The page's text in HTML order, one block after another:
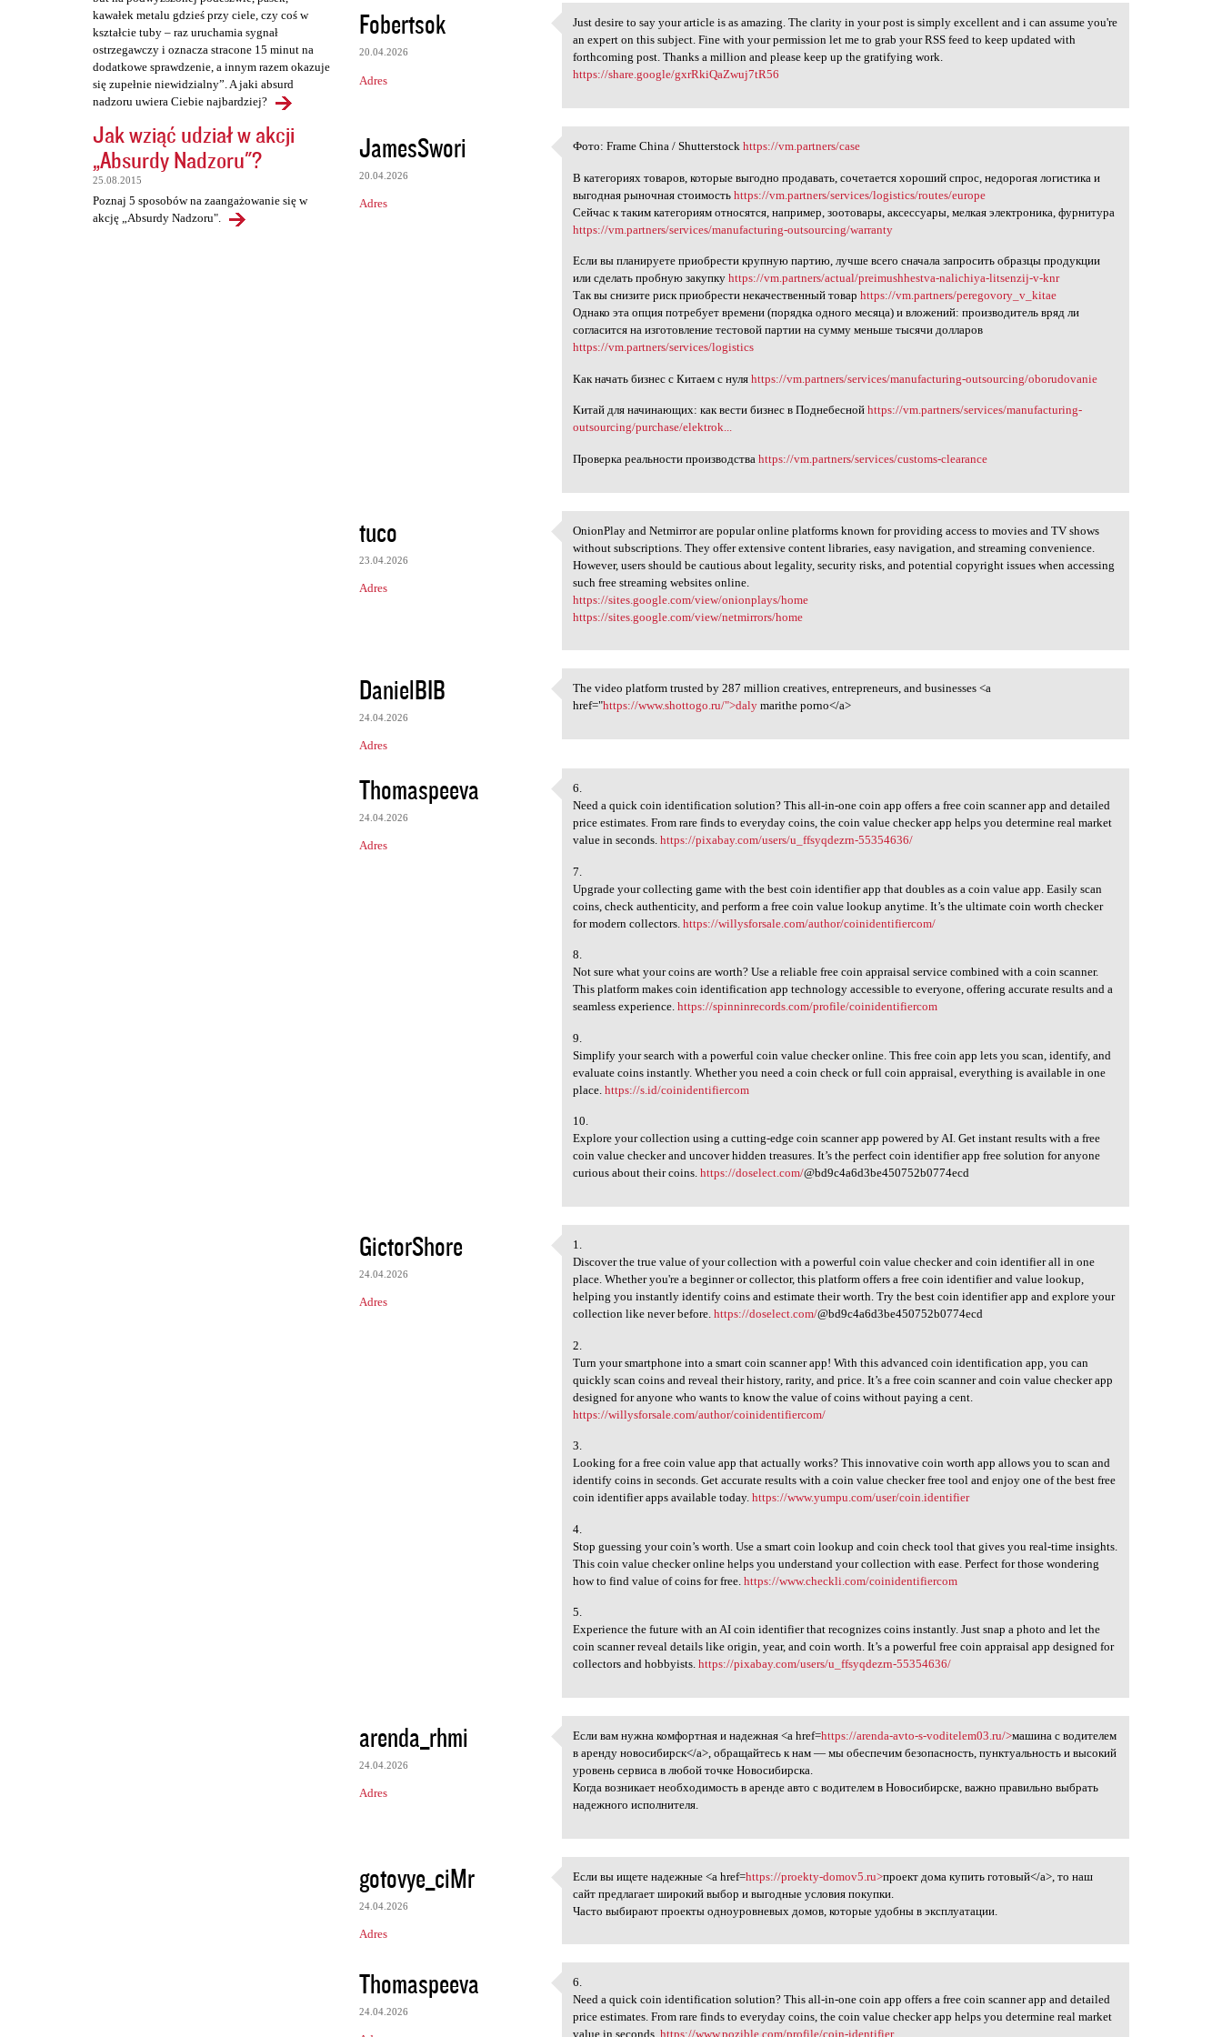
kawałek metalu gdzieś przy ciele, czy coś w
kształcie tuby – raz uruchamia sygnał
ostrzegawczy i oznacza stracone 15 minut na
dodatkowe sprawdzenie, a innym razem okazuje
się zupełnie niewidzialny”. A jaki absurd
nadzoru uwiera Ciebie najbardziej?
Jak wziąć udział w akcji
„Absurdy Nadzoru"?
25.08.2015
Poznaj 5 sposobów na zaangażowanie się w
akcję „Absurdy Nadzoru".
Fobertsok
20.04.2026
Adres
Just desire to say your
Just desire to say your article is as amazing. The clarity in your post is simply excellent and i can assume you're
an expert on this subject. Fine with your permission let me to grab your RSS feed to keep updated with
forthcoming post. Thanks a million and please keep up the gratifying work.
https://share.google/gxrRkiQaZwuj7tR56
JamesSwori
20.04.2026
Adres
Фото: Frame China / Shutterstockhttps://vm.partners/case
В категориях товаров, которые выгодно продавать, сочетается хороший спрос, недорогая логистика и
выгодная рыночная стоимостьhttps://vm.partners/services/logistics/routes/europe
Сейчас к таким категориям относятся, например, зоотовары, аксессуары, мелкая электроника, фурнитура
https://vm.partners/services/manufacturing-outsourcing/warranty
Если вы планируете приобрести крупную партию, лучше всего сначала запросить образцы продукции
или сделать пробную закупкуhttps://vm.partners/actual/preimushhestva-nalichiya-litsenzij-v-knr
Так вы снизите риск приобрести некачественный товарhttps://vm.partners/peregovory_v_kitae
Однако эта опция потребует времени (порядка одного месяца) и вложений: производитель вряд ли
согласится на изготовление тестовой партии на сумму меньше тысячи долларов
https://vm.partners/services/logistics
Как начать бизнес с Китаем с нуляhttps://vm.partners/services/manufacturing-outsourcing/oborudovanie
Китай для начинающих: как вести бизнес в Поднебеснойhttps://vm.partners/services/manufacturing-
outsourcing/purchase/elektrok...
Проверка реальности производстваhttps://vm.partners/services/customs-clearance
tuco
23.04.2026
Adres
OnionPlay and Netmirror are
OnionPlay and Netmirror are popular online platforms known for providing access to movies and TV shows
without subscriptions. They offer extensive content libraries, easy navigation, and streaming convenience.
However, users should be cautious about legality, security risks, and potential copyright issues when accessing
such free streaming websites online.
https://sites.google.com/view/onionplays/home
https://sites.google.com/view/netmirrors/home
DanielBIB
24.04.2026
Adres
The video platform trusted by
The video platform trusted by 287 million creatives, entrepreneurs, and businesses <a
href="https://www.shottogo.ru/">daly marithe porno</a>
Thomaspeeva
24.04.2026
Adres
6.
6.
Need a quick coin identification solution? This all-in-one coin app offers a free coin scanner app and detailed
price estimates. From rare finds to everyday coins, the coin value checker app helps you determine real market
value in seconds.https://pixabay.com/users/u_ffsyqdezrn-55354636/
7.
Upgrade your collecting game with the best coin identifier app that doubles as a coin value app. Easily scan
coins, check authenticity, and perform a free coin value lookup anytime. It’s the ultimate coin worth checker
for modern collectors.https://willysforsale.com/author/coinidentifiercom/
8.
Not sure what your coins are worth? Use a reliable free coin appraisal service combined with a coin scanner.
This platform makes coin identification app technology accessible to everyone, offering accurate results and a
seamless experience.https://spinninrecords.com/profile/coinidentifiercom
9.
Simplify your search with a powerful coin value checker online. This free coin app lets you scan, identify, and
evaluate coins instantly. Whether you need a coin check or full coin appraisal, everything is available in one
place.https://s.id/coinidentifiercom
10.
Explore your collection using a cutting-edge coin scanner app powered by AI. Get instant results with a free
coin value checker and uncover hidden treasures. It’s the perfect coin identifier app free solution for anyone
curious about their coins.https://doselect.com/@bd9c4a6d3be450752b0774ecd
GictorShore
24.04.2026
Adres
1.
Discover the true value of your collection with a powerful coin value checker and coin identifier all in one
place. Whether you're a beginner or collector, this platform offers a free coin identifier and value lookup,
helping you instantly identify coins and estimate their worth. Try the best coin identifier app and explore your
collection like never before.https://doselect.com/@bd9c4a6d3be450752b0774ecd
2.
Turn your smartphone into a smart coin scanner app! With this advanced coin identification app, you can
quickly scan coins and reveal their history, rarity, and price. It’s a free coin scanner and coin value checker app
designed for anyone who wants to know the value of coins without paying a cent.
https://willysforsale.com/author/coinidentifiercom/
3.
Looking for a free coin value app that actually works? This innovative coin worth app allows you to scan and
identify coins in seconds. Get accurate results with a coin value checker free tool and enjoy one of the best free
coin identifier apps available today.https://www.yumpu.com/user/coin.identifier
4.
Stop guessing your coin’s worth. Use a smart coin lookup and coin check tool that gives you real-time insights.
This coin value checker online helps you understand your collection with ease. Perfect for those wondering
how to find value of coins for free.https://www.checkli.com/coinidentifiercom
5.
Experience the future with an AI coin identifier that recognizes coins instantly. Just snap a photo and let the
coin scanner reveal details like origin, year, and coin worth. It’s a powerful free coin appraisal app designed for
collectors and hobbyists.https://pixabay.com/users/u_ffsyqdezrn-55354636/
arenda_rhmi
24.04.2026
Adres
Если вам нужна комфортная и
Если вам нужна комфортная и надежная <a href=https://arenda-avto-s-voditelem03.ru/>машина с водителем
в аренду новосибирск</a>, обращайтесь к нам — мы обеспечим безопасность, пунктуальность и высокий
уровень сервиса в любой точке Новосибирска.
Когда возникает необходимость в аренде авто с водителем в Новосибирске, важно правильно выбрать
надежного исполнителя.
gotovye_ciMr
24.04.2026
Adres
Если вы ищете надежные <a
Если вы ищете надежные <a href=https://proekty-domov5.ru>проект дома купить готовый</a>, то наш
сайт предлагает широкий выбор и выгодные условия покупки.
Часто выбирают проекты одноуровневых домов, которые удобны в эксплуатации.
Thomaspeeva
24.04.2026
6.
6.
Need a quick coin identification solution? This all-in-one coin app offers a free coin scanner app and detailed
price estimates. From rare finds to everyday coins, the coin value checker app helps you determine real market
value in seconds.https://www.pozible.com/profile/coin-identifier